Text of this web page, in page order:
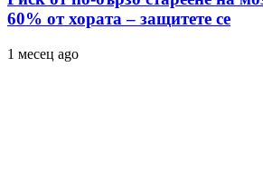
60% от хората – защитете се
1 месец ago